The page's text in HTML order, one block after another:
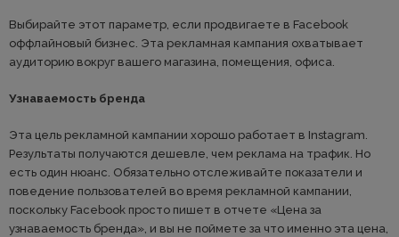
Выбирайте этот параметр, если продвигаете в Facebook
оффлайновый бизнес. Эта рекламная кампания охватывает
аудиторию вокруг вашего магазина, помещения, офиса.
Узнаваемость бренда
Эта цель рекламной кампании хорошо работает в Instagram.
Результаты получаются дешевле, чем реклама на трафик. Но
есть один нюанс. Обязательно отслеживайте показатели и
поведение пользователей во время рекламной кампании,
поскольку Facebook просто пишет в отчете «Цена за
узнаваемость бренда», и вы не поймете за что именно эта цена,